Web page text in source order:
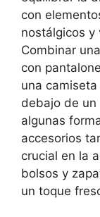
con
nostálgicos y
Combinar
con
una
debajo de un
algunas
accesorios
crucial en la
bolsos y
un toque